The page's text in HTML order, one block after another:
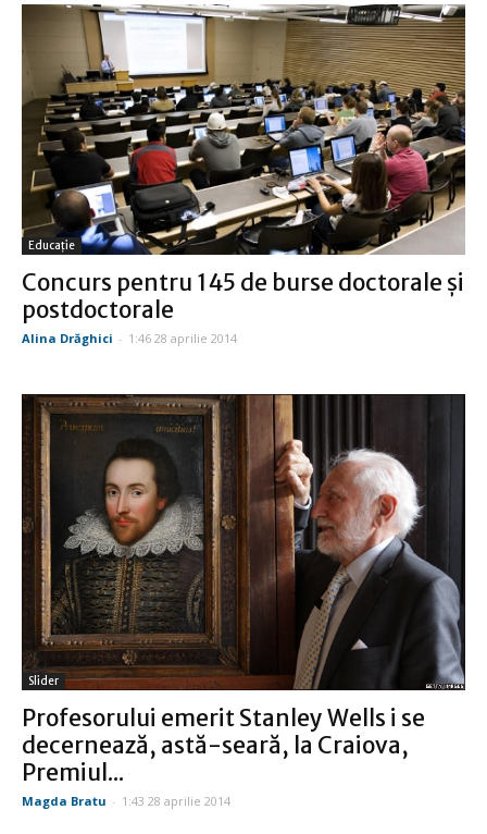
Educație
Concurs pentru 145 de burse doctorale şi
postdoctorale
Alina Drăghici - 1:46 28 aprilie 2014
Slider
Profesorului emerit Stanley Wells i se
decernează, astă-seară, la Craiova,
Premiul...
Magda Bratu - 1:43 28 aprilie 2014